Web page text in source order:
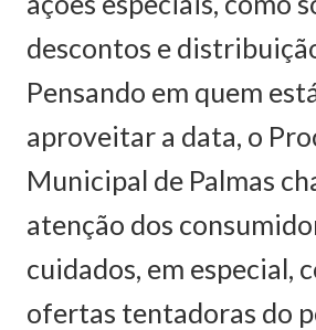
descontos e
Pensando em quem
aproveitar a data, o
Municipal de Palmas
atenção dos
cuidados, em especial,
ofertas tentadoras do